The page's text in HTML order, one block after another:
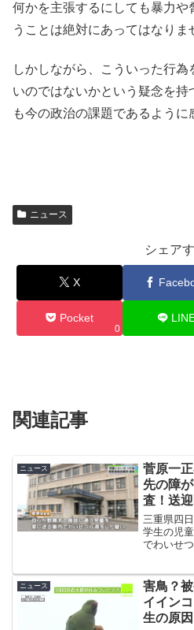
何かを主張するにしても暴力や
うことは絶対にあってはなりま
しかしながら、こういった行
いのではないかという疑念を持
も今の政治の課題であるように
ニュース
シェア
X
Pocket
0
関連記事
ニュース
菅原一
先の障
査！送
為か！
三重県四
学生の児
でわいせ
事件の概
の顔画像
ニュース
害鳥？
イイン
生の原因